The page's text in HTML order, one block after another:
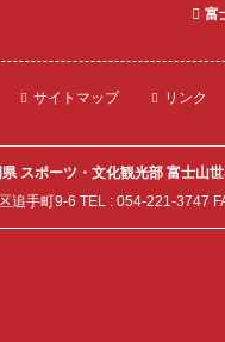
富
サイトマップ リンク
県 スポーツ・文化観光部 富士山
追手町9-6 TEL : 054-221-3747